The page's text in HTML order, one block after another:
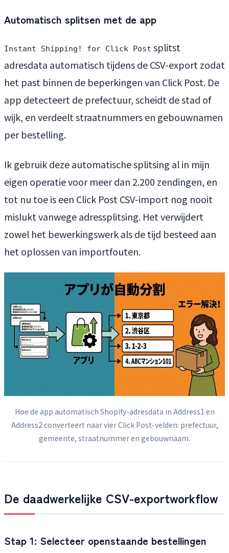
Automatisch splitsen met de app
Instant Shipping! for Click Post splitst
adresdata automatisch tijdens de CSV-export zodat
het past binnen de beperkingen van Click Post. De
app detecteert de prefectuur, scheidt de stad of
wijk, en verdeelt straatnummers en gebouwnamen
per bestelling.
Ik gebruik deze automatische splitsing al in mijn
eigen operatie voor meer dan 2.200 zendingen, en
tot nu toe is een Click Post CSV-import nog nooit
mislukt vanwege adressplitsing. Het verwijdert
zowel het bewerkingswerk als de tijd besteed aan
het oplossen van importfouten.
Hoe de app automatisch Shopify-adresdata in Address1 en
Address2 converteert naar vier Click Post-velden: prefectuur,
gemeente, straatnummer en gebouwnaam.
De daadwerkelijke CSV-exportworkflow
Stap 1: Selecteer openstaande bestellingen